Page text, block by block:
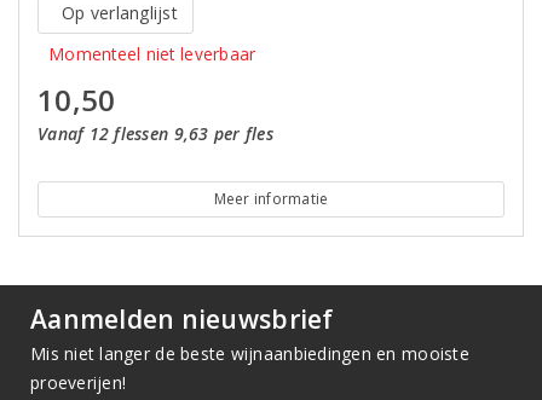
Op verlanglijst
Momenteel niet leverbaar
10,50
Vanaf 12 flessen 9,63 per fles
Meer informatie
Aanmelden nieuwsbrief
Mis niet langer de beste wijnaanbiedingen en mooiste
proeverijen!